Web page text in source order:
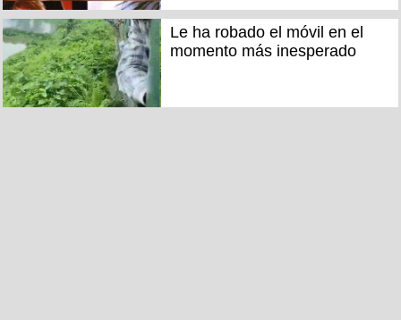
Le ha robado el móvil en el
momento más inesperado